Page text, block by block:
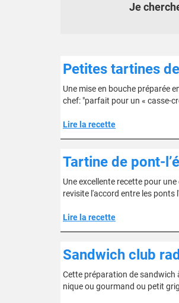
Je
Petites tartines
Une mise en bouche préparée
chef: "parfait pour un « casse-
Lire la recette
Tartine de pont-
Une excellente recette pour
revisite l'accord entre les ponts
Lire la recette
Sandwich club
Cette préparation de sandwich
nique ou gourmand ou petit